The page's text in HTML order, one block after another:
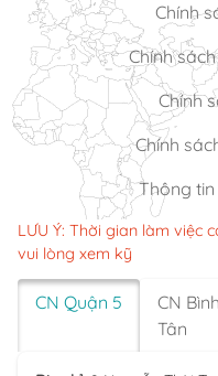
Chính
Chính
Chính
Chính
Thông
LƯU Ý: Thời gian làm việc
vui lòng xem kỹ
CN Quận 5
CN Bình
Tân